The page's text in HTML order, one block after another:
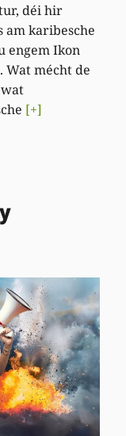
déi hir
am karibesche
engem Ikon
mécht de
[+]